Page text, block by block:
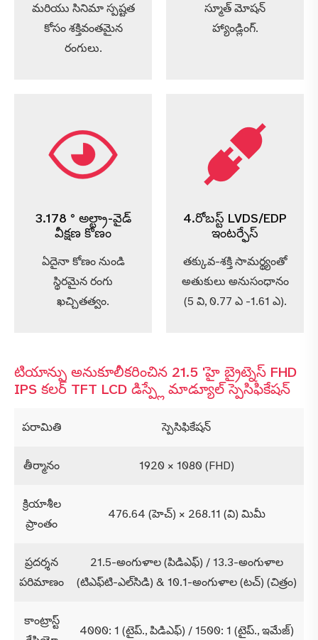
మరియు సినిమా స్పష్టత
కోసం శక్తివంతమైన
రంగులు.
స్మూత్ మోషన్
హ్యాండ్లింగ్.
3.178 ° అల్ట్రా-వైడ్
వీక్షణ కోణం
ఏదైనా కోణం నుండి
స్థిరమైన రంగు
ఖచ్చితత్వం.
4.రోబస్ట్ LVDS/EDP
ఇంటర్ఫేస్
తక్కువ-శక్తి సామర్థ్యంతో
అతుకులు అనుసంధానం
(5 వి, 0.77 ఎ -1.61 ఎ).
టియాన్ఫు అనుకూలీకరించిన 21.5 'హై బ్రైట్నెస్ FHD
IPS కలర్ TFT LCD డిస్ప్లే మాడ్యూల్ స్పెసిఫికేషన్
పరామితి స్పెసిఫికేషన్
తీర్మానం 1920 × 1080 (FHD)
క్రియాశీల
ప్రాంతం
476.64 (హెచ్) × 268.11 (వి) మిమీ
ప్రదర్శన
పరిమాణం
21.5-అంగుళాల (పిడిఎఫ్) / 13.3-అంగుళాల
(టిఎఫ్‌టి-ఎల్‌సిడి) & 10.1-అంగుళాల (టచ్) (చిత్రం)
కాంట్రాస్ట్
4000: 1 (టైప్., పిడిఎఫ్) / 1500: 1 (టైప్., ఇమేజ్)